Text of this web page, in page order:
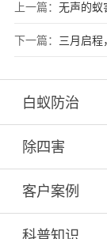
上一篇： 无声的蚁
下一篇： 三月启程
白蚁防治
除四害
客户案例
科普知识